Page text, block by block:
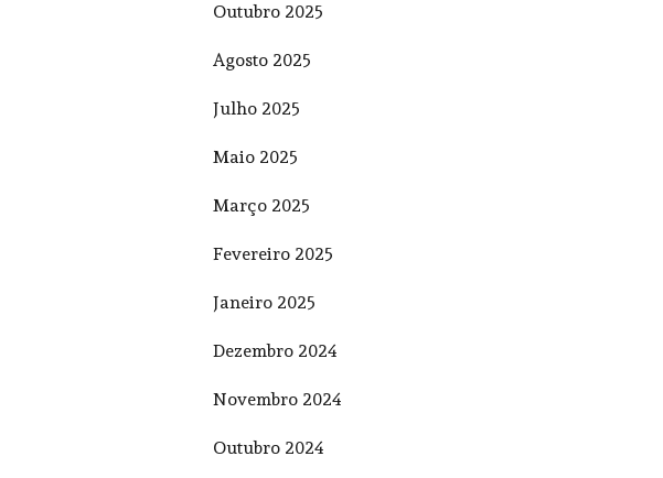
Outubro 2025
Agosto 2025
Julho 2025
Maio 2025
Março 2025
Fevereiro 2025
Janeiro 2025
Dezembro 2024
Novembro 2024
Outubro 2024